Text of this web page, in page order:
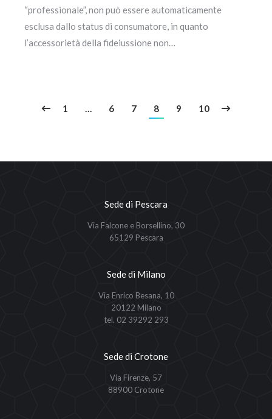
“professionale”, non può essere automaticamente
esclusa dallo status di consumatore, in quanto
l’accessorietà della fideiussione non…
1 … 6 7 8 9 10
Sede di Pescara
Via Falcone e Borsellino, 30
65129 Pescara
Sede di Milano
Via Enrico Besana, 10
20122 Milano
tel. 02 39292 293
Sede di Crotone
Via Firenze, 57
88900 Crotone